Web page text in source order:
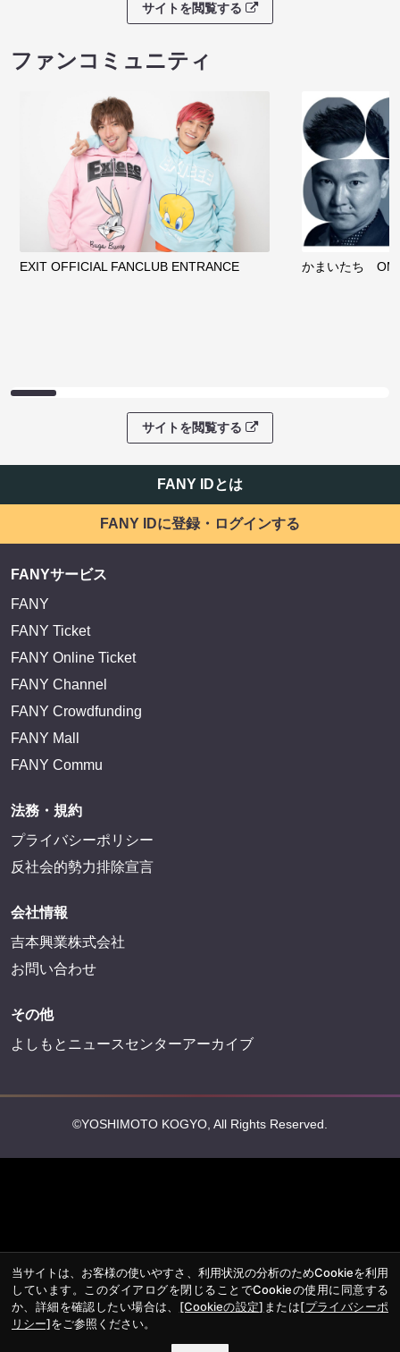
サイトを閲覧する
ファンコミュニティ
EXIT OFFICIAL FANCLUB ENTRANCE かまいたち
サイトを閲覧する
FANY IDとは
FANY IDに登録・ログインする
FANYサービス
FANY
FANY Ticket
FANY Online Ticket
FANY Channel
FANY Crowdfunding
FANY Mall
FANY Commu
法務・規約
プライバシーポリシー
反社会的勢力排除宣言
会社情報
吉本興業株式会社
お問い合わせ
その他
よしもとニュースセンターアーカイブ
©YOSHIMOTO KOGYO, All Rights Reserved.
当サイトは、お客様の使いやすさ、利用状況の分析のためCookieを利用
しています。このダイアログを閉じることでCookieの使用に同意する
か、詳細を確認したい場合は、 [Cookieの設定] または[プライバシーポ
リシー]をご参照ください。